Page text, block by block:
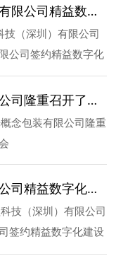
天津市茂海永泰纸制品有限公司精益数字化管理咨询项目签约
（深圳）有限公司
公司签约精益数字化
山东阳光概念包装有限公司隆重召开了精益TPM管理启动大会
念包装有限公司隆重
广东粤安印刷科技有限公司精益数字化建设管理咨询项目签约
技（深圳）有限公司
签约精益数字化建设